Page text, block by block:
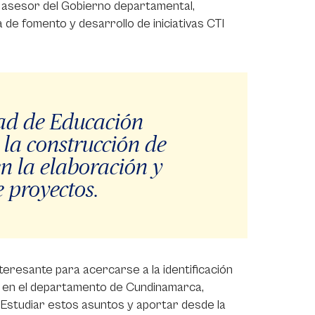
del Gobierno departamental,
fomento y desarrollo de iniciativas CTI
de Educación
construcción de
la elaboración y
para acercarse a la identificación
el departamento de Cundinamarca,
estos asuntos y aportar desde la